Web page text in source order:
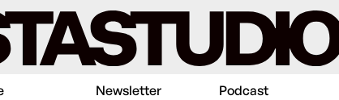
Newsletter Podcast